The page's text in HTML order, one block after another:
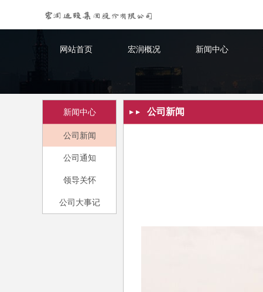
网站首页 宏润概况 新闻中心
新闻中心
公司新闻
公司通知
领导关怀
公司大事记
公司新闻